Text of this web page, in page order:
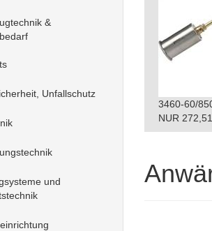
&
Unfallschutz
und
3460-60/
NUR 272,51